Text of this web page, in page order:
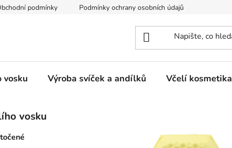
podmínky Podmínky ochrany osobních údajů
vosku Výroba svíček a andílků Včelí kosmetika
vosku